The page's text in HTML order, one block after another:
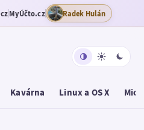
MyÚčto.cz Radek Hulán
Kavárna Linux a OS X